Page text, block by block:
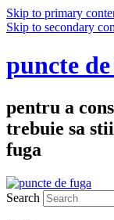
Skip to primary
Skip to secondary
puncte
pentru a
trebuie sa
fuga
Search